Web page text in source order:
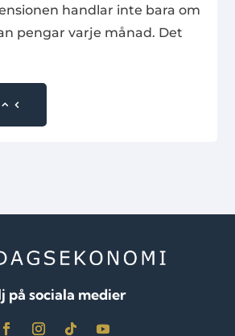
handlar inte bara om
pengar varje månad. Det
på sociala medier